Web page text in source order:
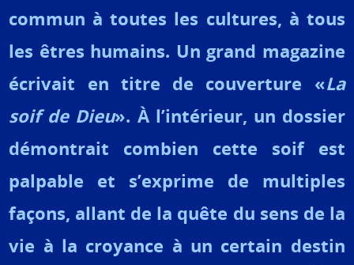
commun à toutes les cultures, à tous
les êtres humains. Un grand magazine
écrivait en titre de couverture «La
soif de Dieu». À l’intérieur, un dossier
démontrait combien cette soif est
palpable et s’exprime de multiples
façons, allant de la quête du sens de la
vie à la croyance à un certain destin